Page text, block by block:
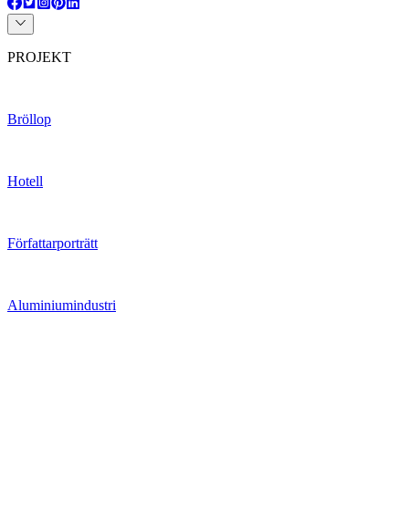
PROJEKT
Bröllop
Hotell
Författarporträtt
Aluminiumindustri